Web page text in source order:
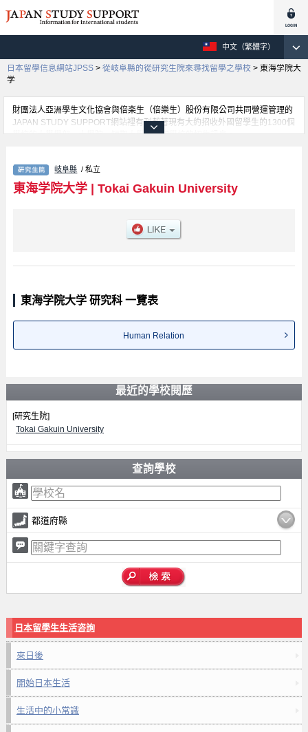
中文（繁體字）
日本留學信息網站JPSS > 從岐阜縣的從研究生院來尋找留學之學校 > 東海学院大
学
財團法人亞洲學生文化協會與倍楽生（倍樂生）股份有限公司共同營運管理的
JAPAN STUDY SUPPORT網站裡有刊載著現有大約招收外國留學生的1300個
學校的大學學部、大學院、短期大學、專門學校的招生訊息。
等對外國留學生是必要之訊息都刊載於此，請務必查閱及利用此網站。
岐阜縣 / 私立
東海学院大学| Tokai Gakuin University
東海学院大学 研究科 一覽表
Human Relation
最近的學校閱歷
[研究生院]
Tokai Gakuin University
查詢學校
都道府縣
日本留學生生活咨詢
來日後
開始日本生活
生活中的小常識